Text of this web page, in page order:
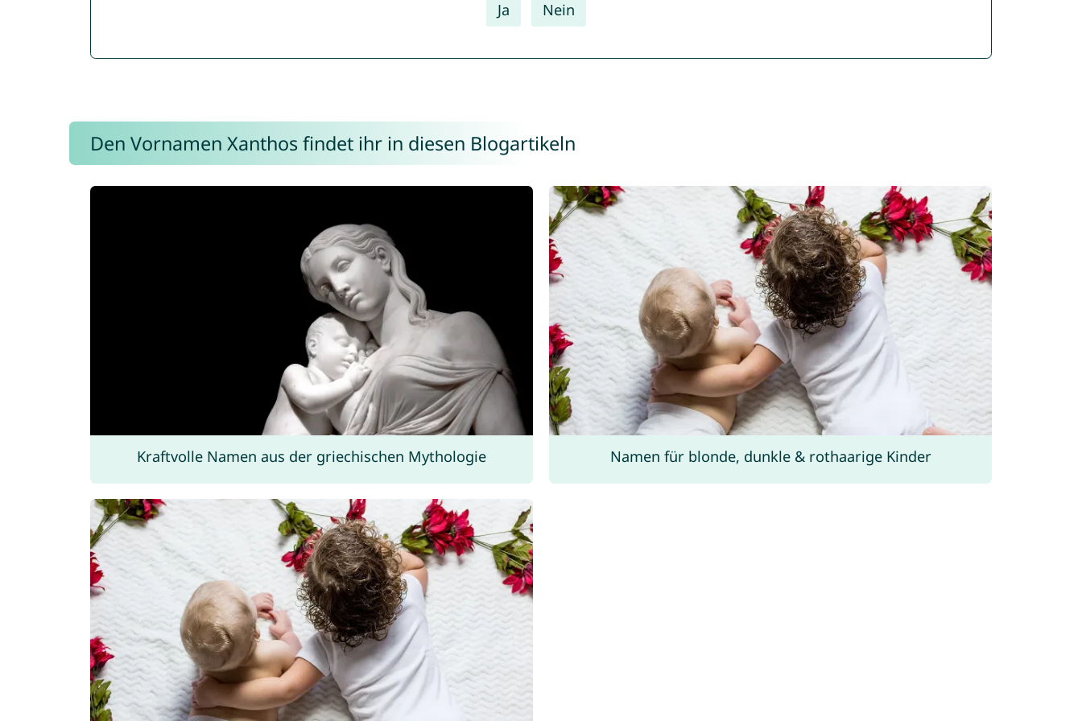
Ja Nein
Den Vornamen Xanthos findet ihr in diesen Blogartikeln
Kraftvolle Namen aus der griechischen Mythologie Namen für blonde, dunkle & rothaarige Kinder